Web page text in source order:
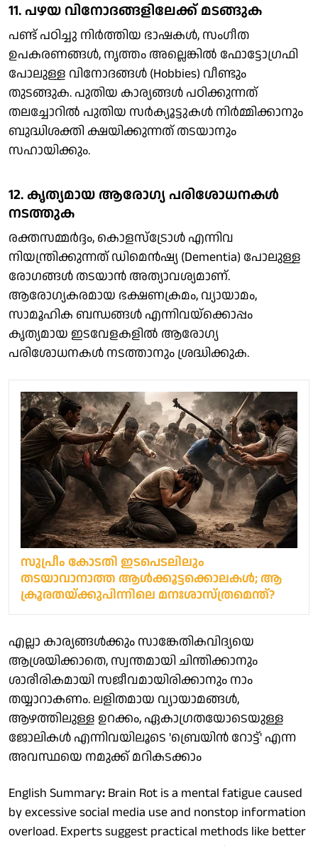
11. പഴയ വിനോദങ്ങളിലേക്ക് മടങ്ങുക
പണ്ട് പഠിച്ചു നിർത്തിയ ഭാഷകൾ, സംഗീത
ഉപകരണങ്ങൾ, നൃത്തം അല്ലെങ്കിൽ ഫോട്ടോഗ്രഫി
പോലുള്ള വിനോദങ്ങൾ (Hobbies) വീണ്ടും
തുടങ്ങുക. പുതിയ കാര്യങ്ങൾ പഠിക്കുന്നത്
തലച്ചോറിൽ പുതിയ സർക്യൂട്ടുകൾ നിർമ്മിക്കാനും
ബുദ്ധിശക്തി ക്ഷയിക്കുന്നത് തടയാനും
സഹായിക്കും.
12. കൃത്യമായ ആരോഗ്യ പരിശോധനകൾ
നടത്തുക
രക്തസമ്മർദ്ദം, കൊളസ്ട്രോൾ എന്നിവ
നിയന്ത്രിക്കുന്നത് ഡിമെൻഷ്യ (Dementia) പോലുള്ള
രോഗങ്ങൾ തടയാൻ അത്യാവശ്യമാണ്.
ആരോഗ്യകരമായ ഭക്ഷണക്രമം, വ്യായാമം,
സാമൂഹിക ബന്ധങ്ങൾ എന്നിവയ്‌ക്കൊപ്പം
കൃത്യമായ ഇടവേളകളിൽ ആരോഗ്യ
പരിശോധനകൾ നടത്താനും ശ്രദ്ധിക്കുക.
സുപ്രീം കോടതി ഇടപെടലിലും
തടയാവാനാത്ത ആൾക്കൂട്ടക്കൊലകൾ; ആ
ക്രൂരതയ്ക്കുപിന്നിലെ മനഃശാസ്ത്രമെന്ത്?
എല്ലാ കാര്യങ്ങൾക്കും സാങ്കേതികവിദ്യയെ
ആശ്രയിക്കാതെ, സ്വന്തമായി ചിന്തിക്കാനും
ശാരീരികമായി സജീവമായിരിക്കാനും നാം
തയ്യാറാകണം. ലളിതമായ വ്യായാമങ്ങൾ,
ആഴത്തിലുള്ള ഉറക്കം, ഏകാഗ്രതയോടെയുള്ള
ജോലികൾ എന്നിവയിലൂടെ 'ബ്രെയിൻ റോട്ട്' എന്ന
അവസ്ഥയെ നമുക്ക് മറികടക്കാം
English Summary: Brain Rot is a mental fatigue caused
by excessive social media use and nonstop information
overload. Experts suggest practical methods like better